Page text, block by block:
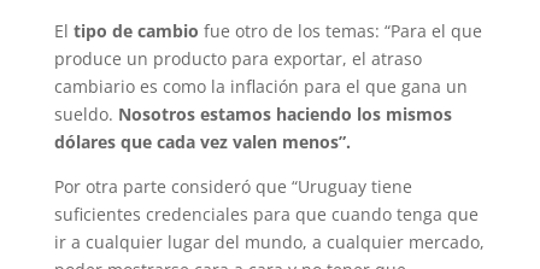
El tipo de cambio fue otro de los temas: “Para el que
produce un producto para exportar, el atraso
cambiario es como la inflación para el que gana un
sueldo. Nosotros estamos haciendo los mismos
dólares que cada vez valen menos”.
Por otra parte consideró que “Uruguay tiene
suficientes credenciales para que cuando tenga que
ir a cualquier lugar del mundo, a cualquier mercado,